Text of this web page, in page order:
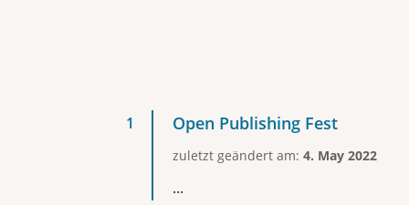
Open Publishing Fest
zuletzt geändert am: 4. May 2022
...